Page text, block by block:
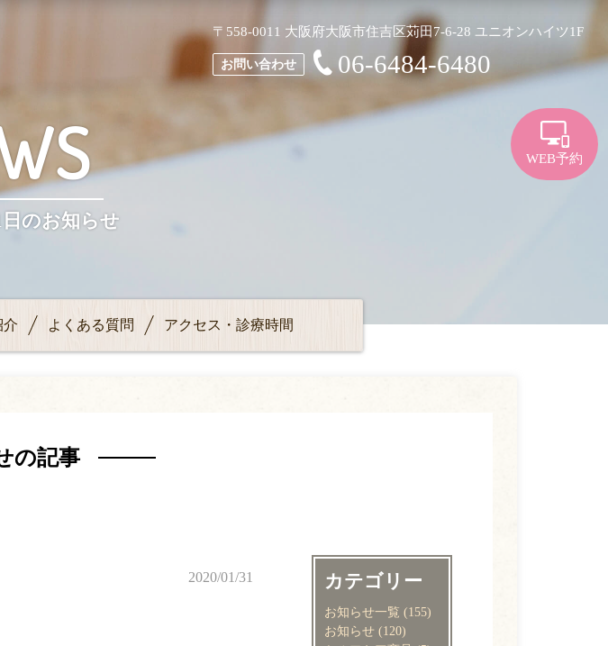
〒558-0011 大阪府大阪市住吉区苅田7-6-28 ユニオンハイツ1F
お問い合わせ 06-6484-6480
日のお知らせ
介 よくある質問 アクセス・診療時間
の記事
2020/01/31 カテゴリー
お知らせ一覧 (155)
お知らせ(120)
WEB予約